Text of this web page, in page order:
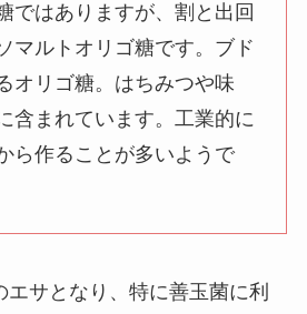
ではありますが、割と出回
マルトオリゴ糖です。ブド
オリゴ糖。はちみつや味
含まれています。工業的に
ら作ることが多いようで
エサとなり、特に善玉菌に利